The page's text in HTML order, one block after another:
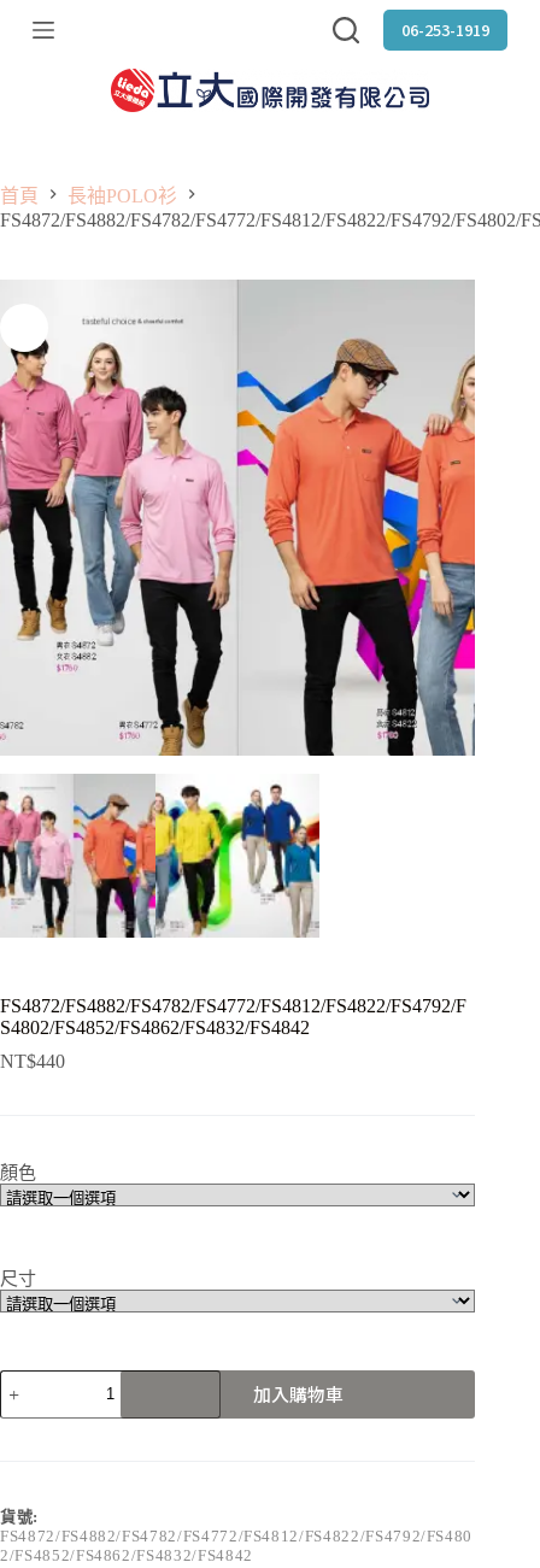
跳
06-253-1919
首頁
長袖POLO衫
FS4872/FS4882/FS4782/FS4772/FS4812/FS4822/FS4792/FS4802/
FS4872/FS4882/FS4782/FS4772/FS4812/FS4822/FS4792/F
S4802/FS4852/FS4862/FS4832/FS4842
NT$440
顏色
尺寸
FS4872/FS4882/FS4782/FS4772/FS4812/FS4822/FS4792/FS4802/
數
加入購物車
貨號:
FS4872/FS4882/FS4782/FS4772/FS4812/FS4822/FS4792/FS480
2/FS4852/FS4862/FS4832/FS4842